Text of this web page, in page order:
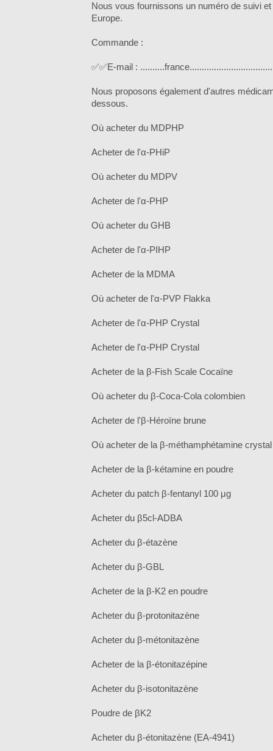
Nous vous fournissons un numéro de suivi
Europe.
Commande :
✅✅E-mail :
Nous proposons également d'autres
dessous.
Où acheter du MDPHP
Acheter de l'α-PHiP
Où acheter du MDPV
Acheter de l'α-PHP
Où acheter du GHB
Acheter de l'α-PIHP
Acheter de la MDMA
Où acheter de l'α-PVP Flakka
Acheter de l'α-PHP Crystal
Acheter de l'α-PHP Crystal
Acheter de la β-Fish Scale Cocaïne
Où acheter du β-Coca-Cola colombien
Acheter de l'β-Héroïne brune
Où acheter de la β-méthamphétamine crystal
Acheter de la β-kétamine en poudre
Acheter du patch β-fentanyl 100 μg
Acheter du β5cl-ADBA
Acheter du β-étazène
Acheter du β-GBL
Acheter de la β-K2 en poudre
Acheter du β-protonitazène
Acheter du β-métonitazène
Acheter de la β-étonitazépine
Acheter du β-isotonitazène
Poudre de βK2
Acheter du β-étonitazène (EA-4941)